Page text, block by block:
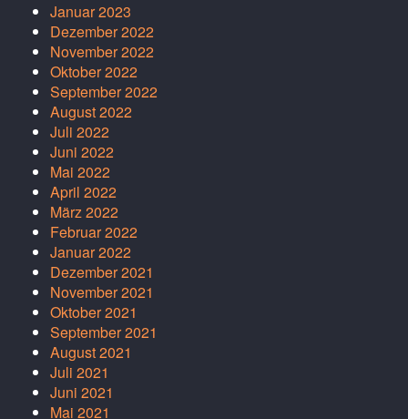
Januar 2023
Dezember 2022
November 2022
Oktober 2022
September 2022
August 2022
Juli 2022
Juni 2022
Mai 2022
April 2022
März 2022
Februar 2022
Januar 2022
Dezember 2021
November 2021
Oktober 2021
September 2021
August 2021
Juli 2021
Juni 2021
Mai 2021